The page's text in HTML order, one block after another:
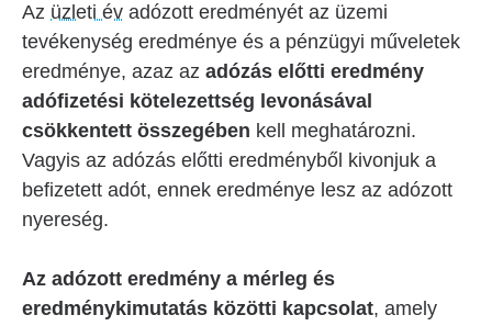
Az üzleti év adózott eredményét az üzemi
tevékenység eredménye és a pénzügyi műveletek
eredménye, azaz az adózás előtti eredmény
adófizetési kötelezettség levonásával
csökkentett összegében kell meghatározni.
Vagyis az adózás előtti eredményből kivonjuk a
befizetett adót, ennek eredménye lesz az adózott
nyereség.
Az adózott eredmény a mérleg és
eredménykimutatás közötti kapcsolat, amely